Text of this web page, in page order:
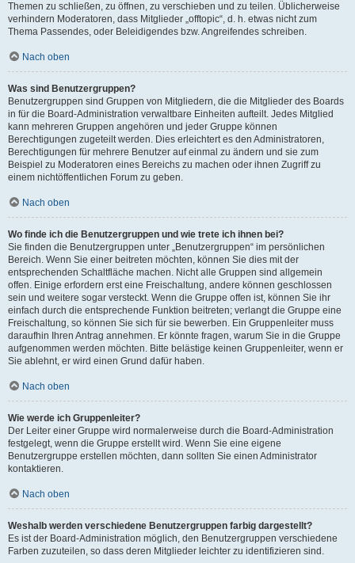
Themen zu schließen, zu öffnen, zu verschieben und zu teilen. Üblicherweise
verhindern Moderatoren, dass Mitglieder „offtopic“, d. h. etwas nicht zum
Thema Passendes, oder Beleidigendes bzw. Angreifendes schreiben.
Nach oben
Was sind Benutzergruppen?
Benutzergruppen sind Gruppen von Mitgliedern, die die Mitglieder des Boards
in für die Board-Administration verwaltbare Einheiten aufteilt. Jedes Mitglied
kann mehreren Gruppen angehören und jeder Gruppe können
Berechtigungen zugeteilt werden. Dies erleichtert es den Administratoren,
Berechtigungen für mehrere Benutzer auf einmal zu ändern und sie zum
Beispiel zu Moderatoren eines Bereichs zu machen oder ihnen Zugriff zu
einem nichtöffentlichen Forum zu geben.
Nach oben
Wo finde ich die Benutzergruppen und wie trete ich ihnen bei?
Sie finden die Benutzergruppen unter „Benutzergruppen“ im persönlichen
Bereich. Wenn Sie einer beitreten möchten, können Sie dies mit der
entsprechenden Schaltfläche machen. Nicht alle Gruppen sind allgemein
offen. Einige erfordern erst eine Freischaltung, andere können geschlossen
sein und weitere sogar versteckt. Wenn die Gruppe offen ist, können Sie ihr
einfach durch die entsprechende Funktion beitreten; verlangt die Gruppe eine
Freischaltung, so können Sie sich für sie bewerben. Ein Gruppenleiter muss
daraufhin Ihren Antrag annehmen. Er könnte fragen, warum Sie in die Gruppe
aufgenommen werden möchten. Bitte belästige keinen Gruppenleiter, wenn er
Sie ablehnt, er wird einen Grund dafür haben.
Nach oben
Wie werde ich Gruppenleiter?
Der Leiter einer Gruppe wird normalerweise durch die Board-Administration
festgelegt, wenn die Gruppe erstellt wird. Wenn Sie eine eigene
Benutzergruppe erstellen möchten, dann sollten Sie einen Administrator
kontaktieren.
Nach oben
Weshalb werden verschiedene Benutzergruppen farbig dargestellt?
Es ist der Board-Administration möglich, den Benutzergruppen verschiedene
Farben zuzuteilen, so dass deren Mitglieder leichter zu identifizieren sind.